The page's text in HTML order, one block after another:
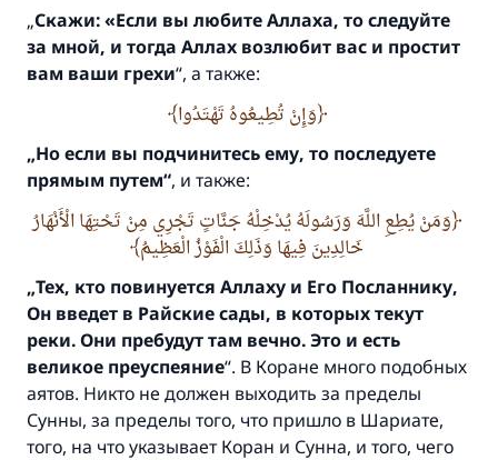
„Скажи:«Если вы любите Аллаха, то следуйте
за мной, и тогда Аллах возлюбит вас и простит
вам ваши грехи“, а также:
وَإِنْ تُطِيعُوهُ تَهْتَدُوا
„Но если вы подчинитесь ему, то последуете
прямым путем“, и также:
وَمَنْ يُطِعِ اللَّهَ وَرَسُولَهُ يُدْخِلْهُ جَنَّاتٍ تَجْرِي مِنْ تَحْتِهَا الْأَنْهَارُ
خَالِدِينَ فِيهَا وَذَلِكَ الْفَوْزُ الْعَظِيمُ
„Тех, кто повинуется Аллаху и Его Посланнику,
Он введет в Райские сады, в которых текут
реки.Они пребудут там вечно.Это и есть
великое преуспеяние“. В Коране много подобных
аятов. Никто не должен выходить за пределы
Сунны, за пределы того, что пришло в Шариате,
того, на что указывает Коран и Сунна, и того, чего